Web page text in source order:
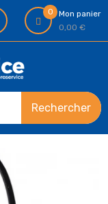
0
Mon panier
0,00 €
Rechercher